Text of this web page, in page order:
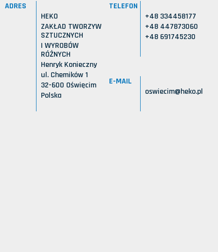
ADRES
HEKO
ZAKŁAD TWORZYW
SZTUCZNYCH
I WYROBÓW
RÓŻNYCH
Henryk Konieczny
ul. Chemików 1
32-600 Oświęcim
Polska
TELEFON
+48 334458177
+48 447873060
+48 691745230
E-MAIL
oswiecim@heko.pl